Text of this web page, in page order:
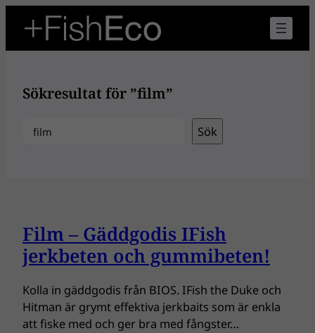
innehåll
Sökresultat för ”film”
Sök Sök
Film – Gäddgodis IFish
jerkbeten och gummibeten!
Kolla in gäddgodis från BIOS. IFish the Duke och
Hitman är grymt effektiva jerkbaits som är enkla
att fiske med och ger bra med fångster…